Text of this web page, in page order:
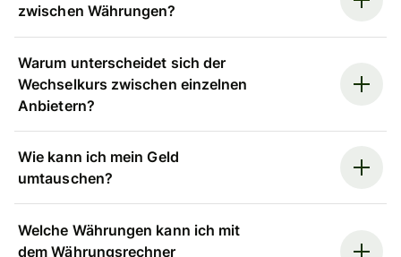
zwischen Währungen?
Warum unterscheidet sich der
Wechselkurs zwischen einzelnen
Anbietern?
Wie kann ich mein Geld
umtauschen?
Welche Währungen kann ich mit
dem Währungsrechner